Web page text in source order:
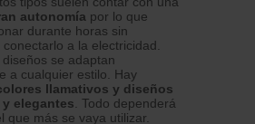
autonomía por lo que
durante horas sin
a la electricidad.
se adaptan
a cualquier estilo. Hay
llamativos y diseños
elegantes . Todo dependerá
que más se vaya utilizar.